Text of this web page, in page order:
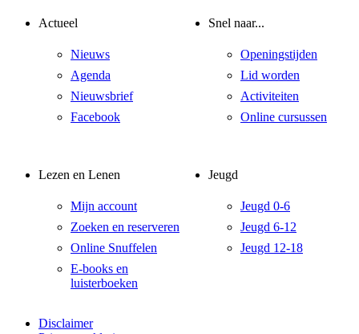
Actueel
Nieuws
Agenda
Nieuwsbrief
Facebook
Snel naar...
Openingstijden
Lid worden
Activiteiten
Online cursussen
Lezen en Lenen
Mijn account
Zoeken en reserveren
Online Snuffelen
E-books en
luisterboeken
Jeugd
Jeugd 0-6
Jeugd 6-12
Jeugd 12-18
Disclaimer